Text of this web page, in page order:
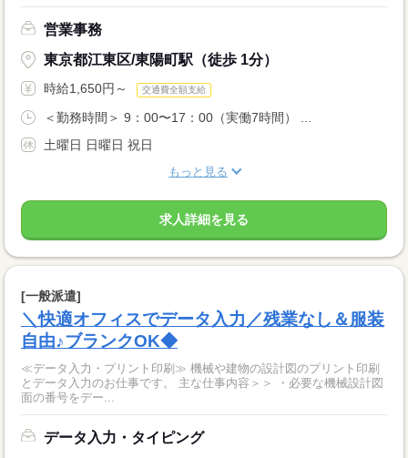
営業事務
東京都江東区/東陽町駅（徒歩 1分）
時給1,650円～ 交通費全額支給
＜勤務時間＞ 9：00〜17：00（実働7時間） ...
土曜日 日曜日 祝日
もっと見る
求人詳細を見る
[一般派遣]
＼快適オフィスでデータ入力／残業なし＆服装
自由♪ブランクOK◆
≪データ入力・プリント印刷≫ 機械や建物の設計図のプリント印刷
とデータ入力のお仕事です。 主な仕事内容＞＞ ・必要な機械設計図
面の番号をデー...
データ入力・タイピング